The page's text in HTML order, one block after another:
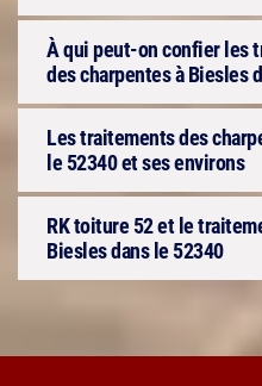
À qui peut-on confier les
des charpentes à Biesles
Les traitements des
le 52340 et ses environs
RK toiture 52 et le
Biesles dans le 52340